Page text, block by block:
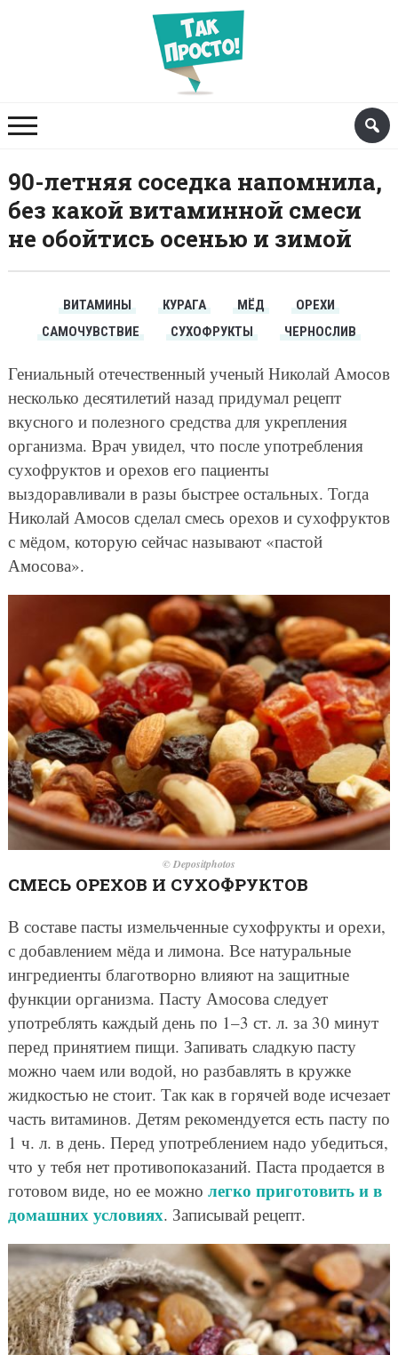
90-летняя соседка напомнила,
без какой витаминной смеси
не обойтись осенью и зимой
ВИТАМИНЫ КУРАГА МЁД
ОРЕХИ
САМОЧУВСТВИЕ
СУХОФРУКТЫ ЧЕРНОСЛИВ
Гениальный отечественный ученый Николай Амосов
несколько десятилетий назад придумал рецепт
вкусного и полезного средства для укрепления
организма. Врач увидел, что после употребления
сухофруктов и орехов его пациенты
выздоравливали в разы быстрее остальных. Тогда
Николай Амосов сделал смесь орехов и сухофруктов
с мёдом, которую сейчас называют «пастой
Амосова».
© Depositphotos
СМЕСЬ ОРЕХОВ И СУХОФРУКТОВ
В составе пасты измельченные сухофрукты и орехи,
с добавлением мёда и лимона. Все натуральные
ингредиенты благотворно влияют на защитные
функции организма. Пасту Амосова следует
употреблять каждый день по 1–3 ст. л. за 30 минут
перед принятием пищи. Запивать сладкую пасту
можно чаем или водой, но разбавлять в кружке
жидкостью не стоит. Так как в горячей воде исчезает
часть витаминов. Детям рекомендуется есть пасту по
1 ч. л. в день. Перед употреблением надо убедиться,
что у тебя нет противопоказаний. Паста продается в
готовом виде, но ее можно легко приготовить и в
домашних условиях. Записывай рецепт.